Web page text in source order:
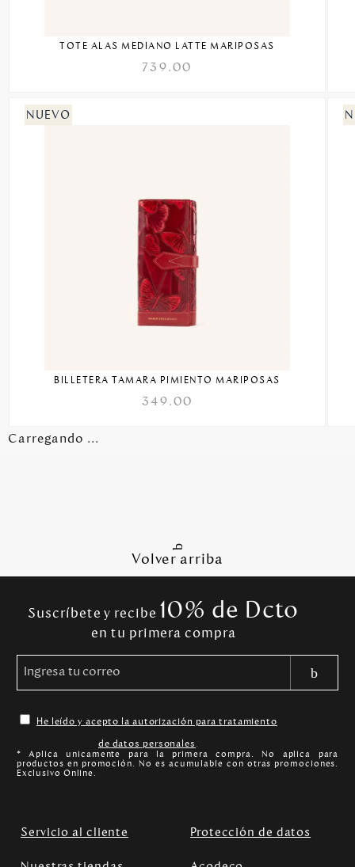
TOTE ALAS MEDIANO LATTE MARIPOSAS
739.00
BILLETERA TAMARA PIMIENTO MARIPOSAS
349.00
Carregando ...
Volver arriba
Suscríbete y recibe 10% de Dcto
en tu primera compra
He leído y acepto la autorización para tratamiento
de datos personales.
* Aplica unicamente para la primera compra. No aplica para
productos en promoción. No es acumulable con otras promociones.
Exclusivo Online.
Servicio al cliente Protección de datos